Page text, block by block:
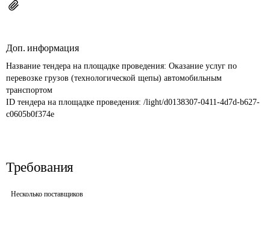
Доп. информация
Название тендера на площадке проведения: Оказание услуг по
перевозке грузов (технологической щепы) автомобильным
транспортом
ID тендера на площадке проведения: /light/d0138307-0411-4d7d-b627-
c0605b0f374e
Требования
Несколько поставщиков